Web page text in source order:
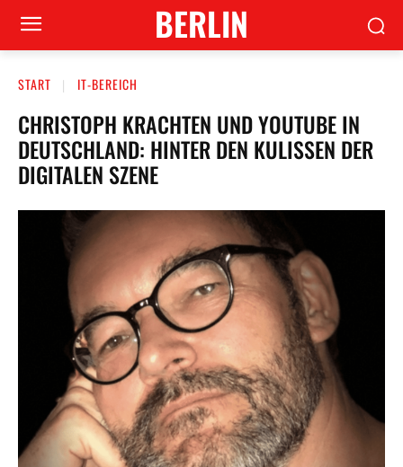
BERLIN
START IT-BEREICH
CHRISTOPH KRACHTEN UND YOUTUBE IN
DEUTSCHLAND: HINTER DEN KULISSEN DER
DIGITALEN SZENE